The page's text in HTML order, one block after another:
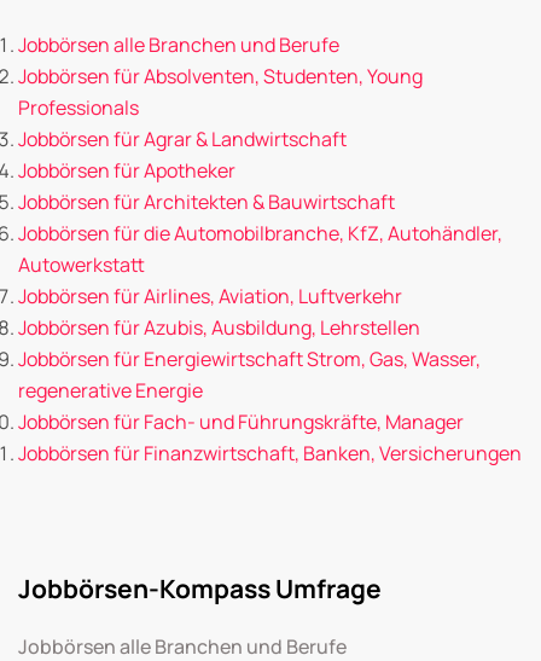
Jobbörsen alle Branchen und Berufe
Jobbörsen für Absolventen, Studenten, Young
Professionals
Jobbörsen für Agrar & Landwirtschaft
Jobbörsen für Apotheker
Jobbörsen für Architekten & Bauwirtschaft
Jobbörsen für die Automobilbranche, KfZ, Autohändler,
Autowerkstatt
Jobbörsen für Airlines, Aviation, Luftverkehr
Jobbörsen für Azubis, Ausbildung, Lehrstellen
Jobbörsen für Energiewirtschaft Strom, Gas, Wasser,
regenerative Energie
Jobbörsen für Fach- und Führungskräfte, Manager
Jobbörsen für Finanzwirtschaft, Banken, Versicherungen
Jobbörsen-Kompass Umfrage
Jobbörsen alle Branchen und Berufe